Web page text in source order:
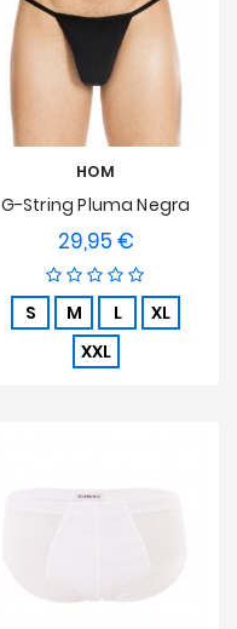
HOM
G-String Pluma Negra
29,95 €Precio
S M L
XL
XXL